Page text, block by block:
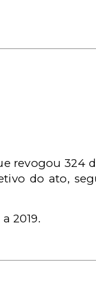
revogou 324
do ato,
2019.